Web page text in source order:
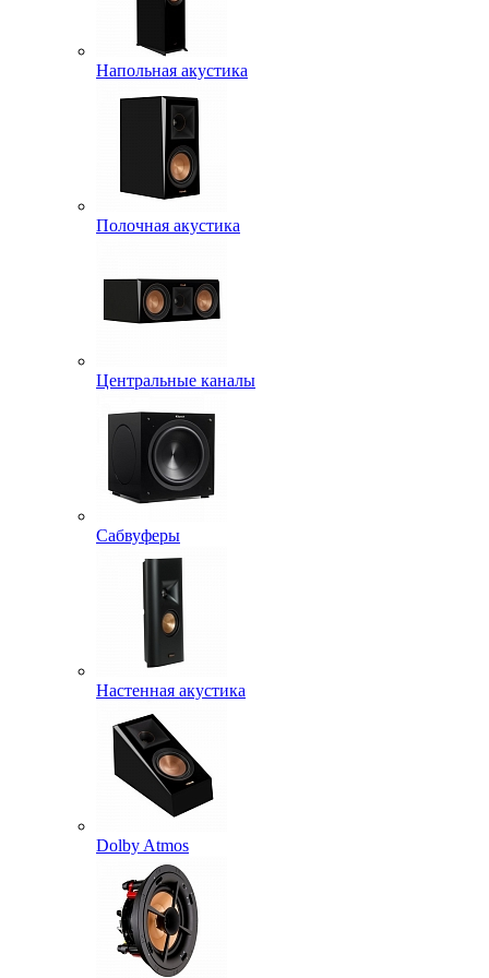
Напольная акустика
Полочная акустика
Центральные каналы
Сабвуферы
Настенная акустика
Dolby Atmos